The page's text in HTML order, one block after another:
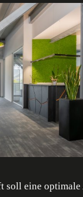
soll eine